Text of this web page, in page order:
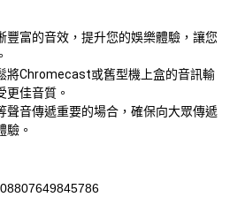
豐富的音效，提升您的娛樂體驗，讓您
將Chromecast或舊型機上盒的音訊輸
更佳音質。
聲音傳遞重要的場合，確保向大眾傳遞
驗。
08807649845786